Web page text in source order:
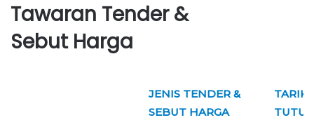
Tawaran Tender &
Sebut Harga
JENIS TENDER &
SEBUT HARGA
TUTUP